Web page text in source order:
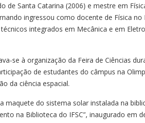
de Santa Catarina (2006) e mestre em
ingressou como docente de Física no
integrados em Mecânica e em
se à organização da Feira de Ciências
de estudantes do câmpus na
da ciência espacial.
do sistema solar instalada na
na Biblioteca do IFSC”, inaugurado em